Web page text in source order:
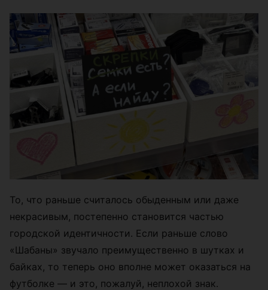
То, что раньше считалось обыденным или даже
некрасивым, постепенно становится частью
городской идентичности. Если раньше слово
«Шабаны» звучало преимущественно в шутках и
байках, то теперь оно вполне может оказаться на
футболке — и это, пожалуй, неплохой знак.